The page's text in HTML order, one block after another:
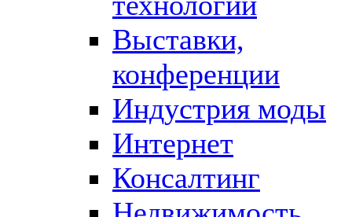
Выставки,
конференции
Индустрия моды
Интернет
Консалтинг